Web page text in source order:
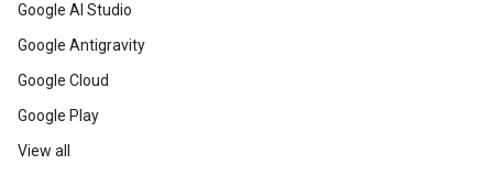
Google AI Studio
Google Antigravity
Google Cloud
Google Play
View all